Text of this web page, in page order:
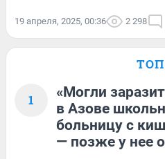
19 апреля, 2025, 00:36 2 298
ТОП
1
«Могли
в Азове
больницу с
— позже у нее